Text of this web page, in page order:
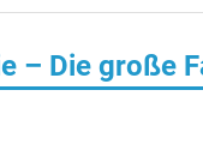
– Die große